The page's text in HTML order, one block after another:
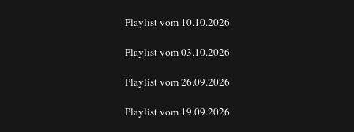
Playlist vom 10.10.2026
Playlist vom 03.10.2026
Playlist vom 26.09.2026
Playlist vom 19.09.2026